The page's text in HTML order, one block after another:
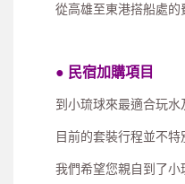
從高雄至東港搭船處的
● 民宿加購項目
到小琉球來最適合玩水
目前的套裝行程並不
我們希望您親自到了小